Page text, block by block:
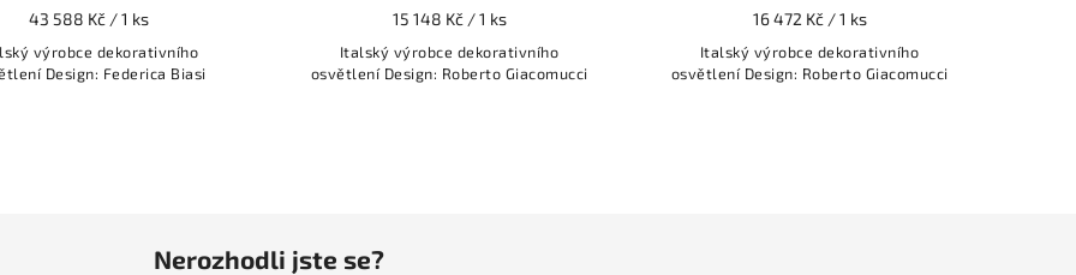
Italský výrobce dekorativního
osvětlení Design: Roberto Giacomucci
Italský výrobce dekorativního
osvětlení Design: Roberto Giacomucci
Italský výrobce
osvětlení Design: Marco
Nerozhodli jste se?